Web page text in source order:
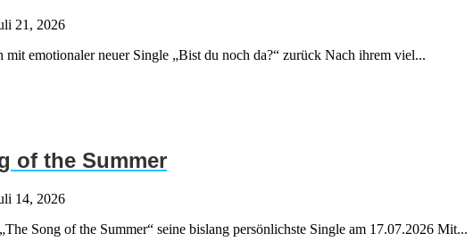
21, 2026
mit emotionaler neuer Single „Bist du noch da?“ zurück Nach ihrem viel...
of the Summer
14, 2026
Song of the Summer“ seine bislang persönlichste Single am 17.07.2026 Mit...